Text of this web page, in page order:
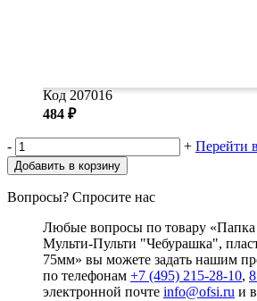
Код 207016
484 ₽
- + Перейти
Добавить в корзину
Вопросы? Спросите нас
Любые вопросы по товару
Мульти-Пульти "Чебурашка",
75мм» вы можете задать нашим
по телефонам +7 (495) 215-28-10,
электронной почте info@ofsi.ru и